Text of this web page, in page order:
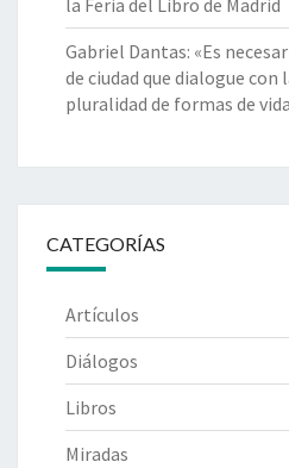
la Feria del Libro de Madrid
Gabriel Dantas: «Es
de ciudad que dialogue con
pluralidad de formas de
CATEGORÍAS
Artículos
Diálogos
Libros
Miradas